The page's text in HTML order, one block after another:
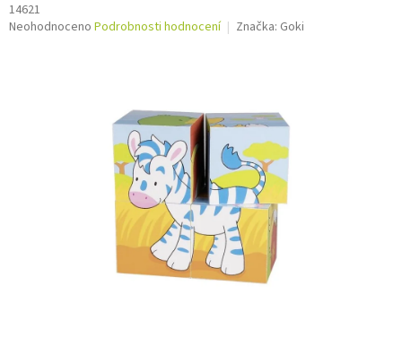
14621
Průměrné
Neohodnoceno Podrobnosti hodnocení Značka: Goki